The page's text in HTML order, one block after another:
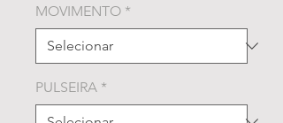
MOVIMENTO *
PULSEIRA *